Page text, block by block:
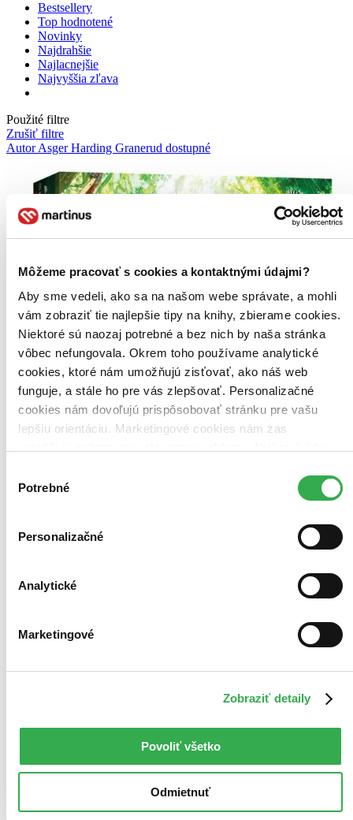
Môžeme pracovať s cookies a kontaktnými údajmi?
Aby sme vedeli, ako sa na našom webe správate, a mohli
vám zobraziť tie najlepšie tipy na knihy, zbierame cookies.
Niektoré sú naozaj potrebné a bez nich by naša stránka
vôbec nefungovala. Okrem toho používame analytické
cookies, ktoré nám umožňujú zisťovať, ako náš web
funguje, a stále ho pre vás zlepšovať. Personalizačné
cookies nám dovoľujú prispôsobovať stránku pre vašu
lepšiu orientáciu. Marketingové cookies nám zas
keby sme mohli používať všetky tieto cookies. Ďakujeme!
súhlasu
Potrebné
Personalizačné
Analytické
Marketingové
Zobraziť detaily
Povoliť všetko
Odmietnuť
Bestsellery
Top hodnotené
Novinky
Najdrahšie
Najlacnejšie
Najvyššia zľava
Použité filtre
Zrušiť filtre
Autor Asger Harding Granerud dostupné
Hutan - život v pralese
Daniel Skjold Pedersen
čo najbohatší prales vďaka sadeniu rastlín a lákaniu zvierat...
Do 4 – 6 dní
Tento produkt momentálne nemáme na sklade, ale zvyčajne